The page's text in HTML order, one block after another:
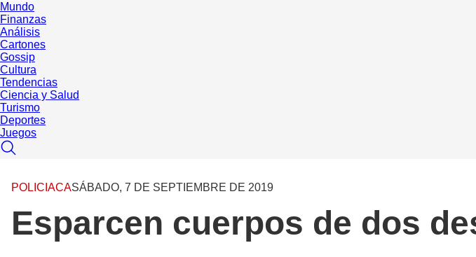
Mundo
Finanzas
Análisis
Cartones
Gossip
Cultura
Tendencias
Ciencia y Salud
Turismo
Deportes
Juegos
POLICIACASÁBADO, 7 DE SEPTIEMBRE DE 2019
Esparcen cuerpos de dos